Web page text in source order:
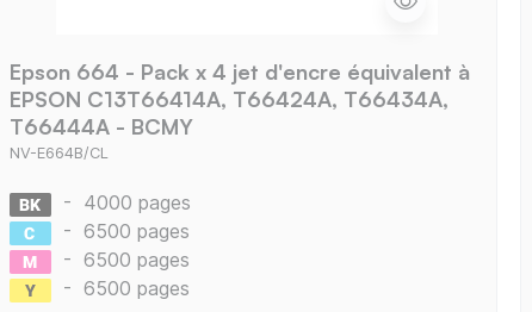
Epson 664 - Pack x 4 jet d'encre équivalent à
EPSON C13T66414A, T66424A, T66434A,
T66444A - BCMY
NV-E664B/CL
- 4000 pages
- 6500 pages
- 6500 pages
- 6500 pages